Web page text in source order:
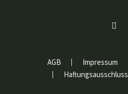
AGB Impressum
Haftungsausschluss